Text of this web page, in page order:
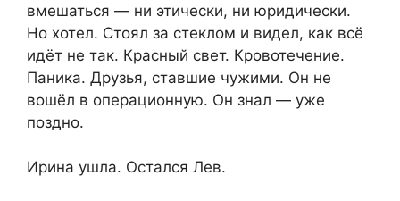
вмешаться — ни этически, ни юридически.
Но хотел. Стоял за стеклом и видел, как всё
идёт не так. Красный свет. Кровотечение.
Паника. Друзья, ставшие чужими. Он не
вошёл в операционную. Он знал — уже
поздно.
Ирина ушла. Остался Лев.